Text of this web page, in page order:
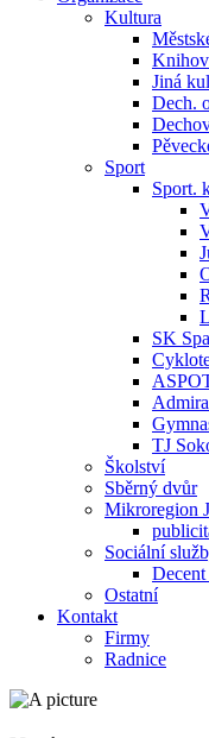
Kultura
Jiná
Dech.
Sport
Sport.
SK
TJ
Školství
Sběrný dvůr
Mikroregion
Sociální
Ostatní
Kontakt
Firmy
Radnice